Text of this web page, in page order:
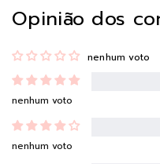
Opinião dos
nenhum voto
nenhum voto
nenhum voto